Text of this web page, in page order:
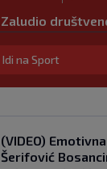
Zaludio
izgledom, ali
sam prije svega
|
ko je čovjek
VIRALNO
|
Idi na Sport
(VIDEO)
Šerifović